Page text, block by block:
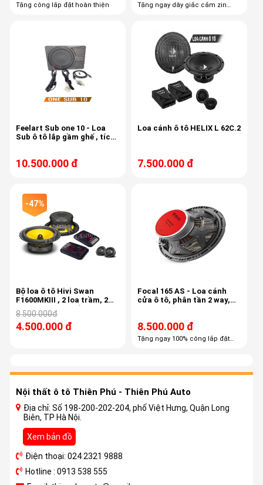
Tặng công lắp đặt hoàn thiện
Tặng ngay dây giắc cắm zin
Feelart Sub one 10 - Loa
Sub ô tô lắp gầm ghế , tích
10.500.000 đ
Loa cánh ô tô HELIX L 62C.2
7.500.000 đ
-47%
Bộ loa ô tô Hivi Swan
F1600MKIII , 2 loa trầm, 2
loa treb, 2 phân tần cao
cấp
8.500.000đ
4.500.000 đ
Focal 165 AS - Loa cánh
cửa ô tô, phân tần 2 way,
8.500.000 đ
Tặng ngay 100% công lắp đặt
Nội thất ô tô Thiên Phú - Thiên Phú Auto
Địa chỉ: Số 198-200-202-204, phố Việt Hưng, Quận Long
Biên, TP Hà Nội.
Xem bản đồ
Điện thoại: 024 2321 9888
Hotline : 0913 538 555